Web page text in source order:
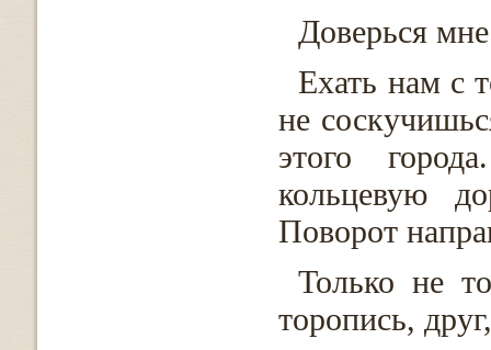
Доверься
Ехать нам с
не
этого
кольцевую
Поворот
Только не
торопись,